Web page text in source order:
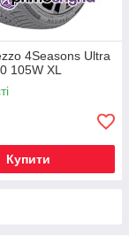
4Seasons Ultra
105W XL
Купити